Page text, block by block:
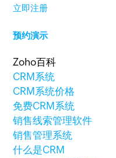
立即注册
预约演示
Zoho百科
CRM系统
CRM系统价格
免费CRM系统
销售线索管理软件
销售管理系统
什么是CRM